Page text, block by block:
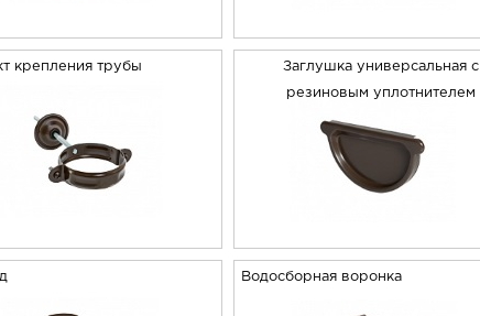
крепления трубы Заглушка универсальная с
резиновым уплотнителем
Водосборная воронка